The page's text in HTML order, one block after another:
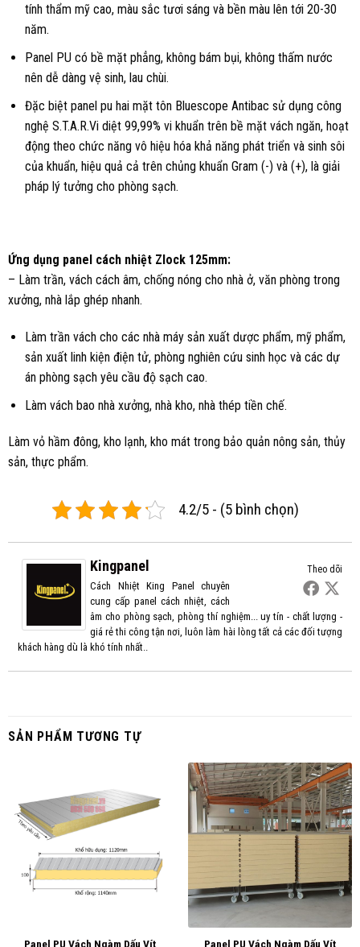
tính thẩm mỹ cao, màu sắc tươi sáng và bền màu lên tới 20-30
năm.
Panel PU có bề mặt phẳng, không bám bụi, không thấm nước
nên dễ dàng vệ sinh, lau chùi.
Đặc biệt panel pu hai mặt tôn Bluescope Antibac sử dụng công
nghệ S.T.A.R.Vi diệt 99,99% vi khuẩn trên bề mặt vách ngăn, hoạt
động theo chức năng vô hiệu hóa khả năng phát triển và sinh sôi
của khuẩn, hiệu quả cả trên chủng khuẩn Gram (-) và (+), là giải
pháp lý tưởng cho phòng sạch.
Ứng dụng panel cách nhiệt Zlock 125mm:
– Làm trần, vách cách âm, chống nóng cho nhà ở, văn phòng trong
xưởng, nhà lắp ghép nhanh.
Làm trần vách cho các nhà máy sản xuất dược phẩm, mỹ phẩm,
sản xuất linh kiện điện tử, phòng nghiên cứu sinh học và các dự
án phòng sạch yêu cầu độ sạch cao.
Làm vách bao nhà xưởng, nhà kho, nhà thép tiền chế.
Làm vỏ hầm đông, kho lạnh, kho mát trong bảo quản nông sản, thủy
sản, thực phẩm.
4.2/5 - (5 bình chọn)
Theo dõi
Kingpanel
Cách Nhiệt King Panel chuyên
cung cấp panel cách nhiệt, cách
âm cho phòng sạch, phòng thí nghiệm... uy tín - chất lượng -
giá rẻ thi công tận nơi, luôn làm hài lòng tất cả các đối tượng
khách hàng dù là khó tính nhất..
SẢN PHẨM TƯƠNG TỰ
Panel PU Vách Ngàm Dấu Vít
Panel PU Vách Ngàm Dấu Vít